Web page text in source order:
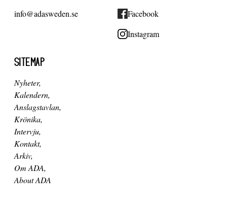
info@adasweden.se
Facebook
Instagram
SITEMAP
Nyheter
Kalendern
Anslagstavlan
Krönika
Intervju
Kontakt
Arkiv
Om ADA
About ADA